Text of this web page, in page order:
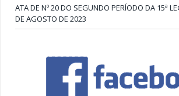
ATA DE Nº 20 DO SEGUNDO PERÍODO DA 15ª
DE AGOSTO DE 2023